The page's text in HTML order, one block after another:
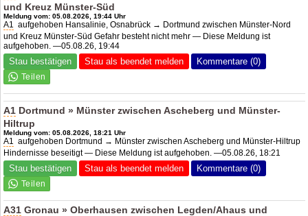
und Kreuz Münster-Süd
Meldung vom: 05.08.2026, 19:44 Uhr
A1 aufgehoben Hansalinie, Osnabrück → Dortmund zwischen Münster-Nord
und Kreuz Münster-Süd Gefahr besteht nicht mehr — Diese Meldung ist
aufgehoben. —05.08.26, 19:44
Stau bestätigen Stau als beendet melden Kommentare (0)
A1 Dortmund » Münster zwischen Ascheberg und Münster-
Hiltrup
Meldung vom: 05.08.2026, 18:21 Uhr
A1 aufgehoben Dortmund → Münster zwischen Ascheberg und Münster-Hiltrup
Hindernisse beseitigt — Diese Meldung ist aufgehoben. —05.08.26, 18:21
Stau bestätigen Stau als beendet melden Kommentare (0)
A31 Gronau » Oberhausen zwischen Legden/Ahaus und